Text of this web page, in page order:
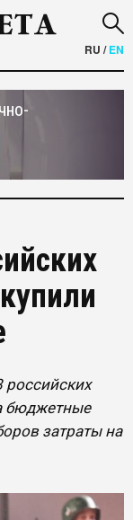
RU /EN
российских
бюджетные
затраты на